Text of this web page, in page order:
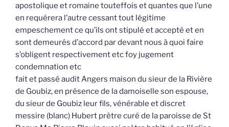
apostolique et romaine touteffois et quantes que l’une
en requérera l’autre cessant tout légitime
empeschement ce qu’ils ont stipulé et accepté et en
sont demeurés d’accord par devant nous à quoi faire
s’obligent respectivement etc foy jugement
condemnation etc
fait et passé audit Angers maison du sieur de la Rivière
de Goubiz, en présence de la damoiselle son espouse,
du sieur de Goubiz leur fils, vénérable et discret
messire (blanc) Hubert prêtre curé de la paroisse de St